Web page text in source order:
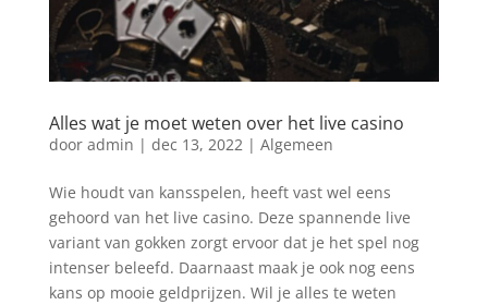
Alles wat je moet weten over het live casino
door admin | dec 13, 2022| Algemeen
Wie houdt van kansspelen, heeft vast wel eens
gehoord van het live casino. Deze spannende live
variant van gokken zorgt ervoor dat je het spel nog
intenser beleefd. Daarnaast maak je ook nog eens
kans op mooie geldprijzen. Wil je alles te weten